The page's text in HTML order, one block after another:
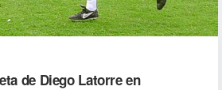
de Diego Latorre en